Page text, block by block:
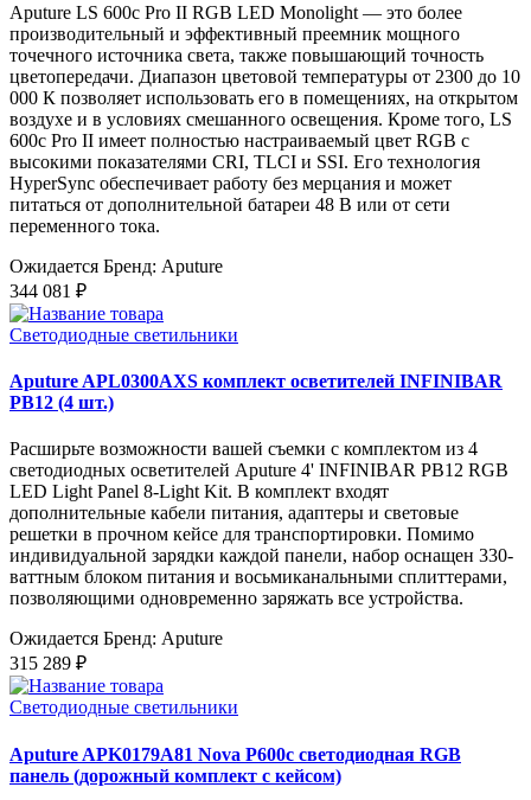
Aputure LS 600c Pro II RGB LED Monolight — это более
производительный и эффективный преемник мощного
точечного источника света, также повышающий точность
цветопередачи. Диапазон цветовой температуры от 2300 до 10
000 К позволяет использовать его в помещениях, на открытом
воздухе и в условиях смешанного освещения. Кроме того, LS
600c Pro II имеет полностью настраиваемый цвет RGB с
высокими показателями CRI, TLCI и SSI. Его технология
HyperSync обеспечивает работу без мерцания и может
питаться от дополнительной батареи 48 В или от сети
переменного тока.
Ожидается Бренд: Aputure
344 081 ₽
Светодиодные светильники
Aputure APL0300AXS комплект осветителей INFINIBAR
PB12 (4 шт.)
Расширьте возможности вашей съемки с комплектом из 4
светодиодных осветителей Aputure 4' INFINIBAR PB12 RGB
LED Light Panel 8-Light Kit. В комплект входят
дополнительные кабели питания, адаптеры и световые
решетки в прочном кейсе для транспортировки. Помимо
индивидуальной зарядки каждой панели, набор оснащен 330-
ваттным блоком питания и восьмиканальными сплиттерами,
позволяющими одновременно заряжать все устройства.
Ожидается Бренд: Aputure
315 289 ₽
Светодиодные светильники
Aputure APK0179A81 Nova P600c светодиодная RGB
панель (дорожный комплект с кейсом)